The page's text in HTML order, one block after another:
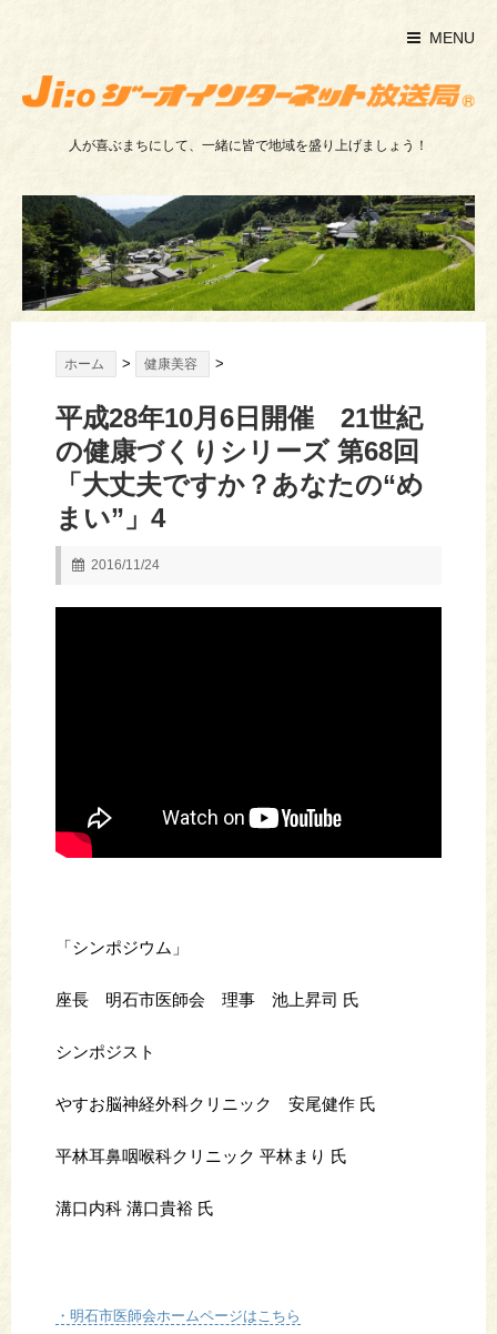
MENU
人が喜ぶまちにして、一緒に皆で地域を盛り上げましょう！
ホーム > 健康美容 >
平成28年10月6日開催 21世紀
の健康づくりシリーズ 第68回
「大丈夫ですか？あなたの“め
まい”」4
2016/11/24
「シンポジウム」
座長 明石市医師会 理事 池上昇司 氏
シンポジスト
やすお脳神経外科クリニック 安尾健作 氏
平林耳鼻咽喉科クリニック 平林まり 氏
溝口内科 溝口貴裕 氏
・明石市医師会ホームページはこちら